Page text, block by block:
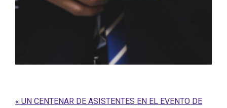
Entrada
« UN CENTENAR DE ASISTENTES EN EL EVENTO DE